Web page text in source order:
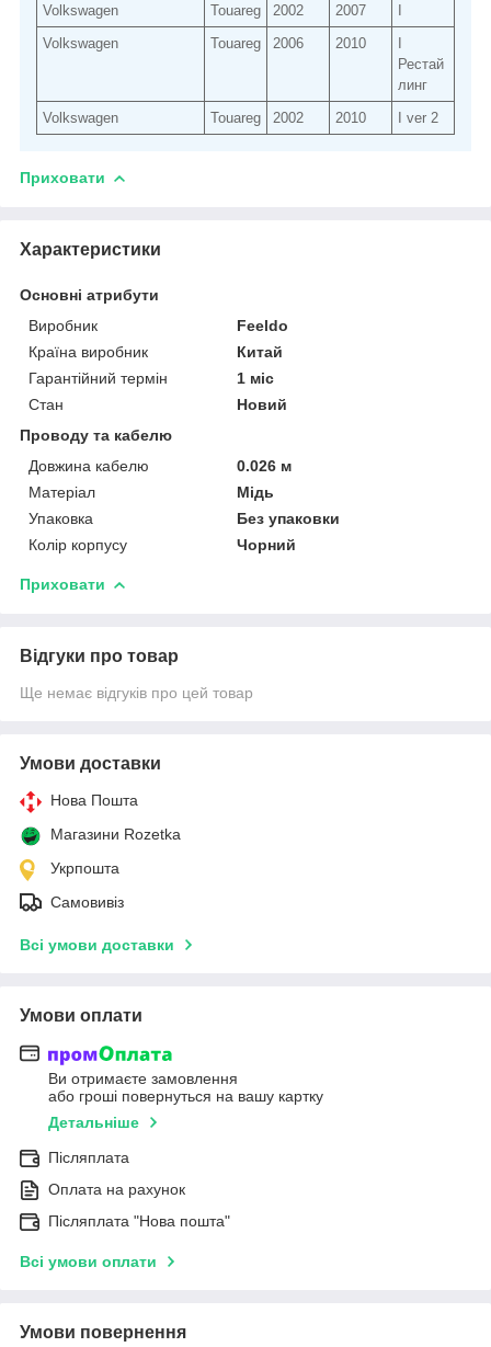
Volkswagen
Touareg 2002 2007
Volkswagen
Touareg 2006 2010
Рестай
линг
Volkswagen
Touareg 2002 2010 I ver 2
Приховати
Характеристики
Основні атрибути
Виробник
Feeldo
Країна виробник
Китай
Гарантійний термін
1 міс
Стан
Новий
Проводу та кабелю
Довжина кабелю
0.026 м
Матеріал
Мідь
Упаковка
Без упаковки
Колір корпусу
Чорний
Приховати
Відгуки про товар
Ще немає відгуків про цей товар
Умови доставки
Нова Пошта
Магазини Rozetka
Укрпошта
Самовивіз
Всі умови доставки
Умови оплати
Ви отримаєте замовлення
або гроші повернуться на вашу картку
Детальніше
Післяплата
Оплата на рахунок
Післяплата "Нова пошта"
Всі умови оплати
Умови повернення